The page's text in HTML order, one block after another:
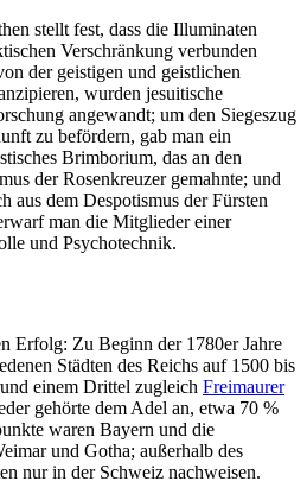
stellt fest, dass die Illuminaten
Verschränkung verbunden
der geistigen und geistlichen
wurden jesuitische
angewandt; um den Siegeszug
zu befördern, gab man ein
Brimborium, das an den
der Rosenkreuzer gemahnte; und
aus dem Despotismus der Fürsten
man die Mitglieder einer
und Psychotechnik.
Erfolg: Zu Beginn der 1780er Jahre
Städten des Reichs auf 1500 bis
einem Drittel zugleich Freimaurer
gehörte dem Adel an, etwa 70 %
waren Bayern und die
und Gotha; außerhalb des
nur in der Schweiz nachweisen.